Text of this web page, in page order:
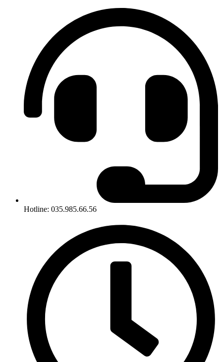
Hotline: 035.985.66.56